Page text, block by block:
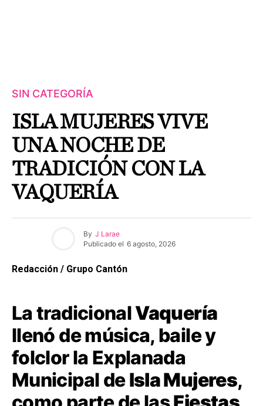
SIN CATEGORÍA
ISLA MUJERES VIVE
UNA NOCHE DE
TRADICIÓN CON LA
VAQUERÍA
By J Larae
Publicado el 6 agosto, 2026
Redacción / Grupo Cantón
La tradicionalVaquería
llenó de música, baile y
folclor la Explanada
Municipal deIsla Mujeres,